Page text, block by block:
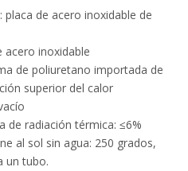
de acero inoxidable de
acero inoxidable
de poliuretano importada de
superior del calor
de radiación térmica: ≤6%
al sol sin agua: 250 grados,
un tubo.